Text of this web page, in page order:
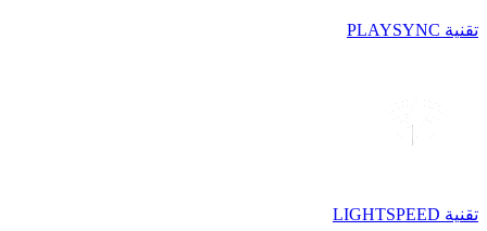
تقنية PLAYSYNC
تقنية LIGHTSPEED